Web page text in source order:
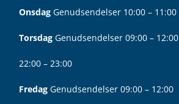
Onsdag Genudsendelser 10:00 – 11:00
Torsdag Genudsendelser 09:00 – 12:00
22:00 – 23:00
Fredag Genudsendelser 09:00 – 12:00